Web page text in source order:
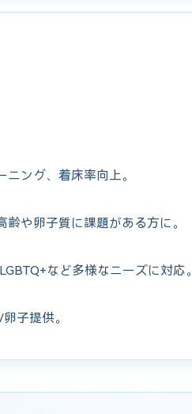
ニング、着床率向上。
や卵子質に課題がある方に。
など多様なニーズに対応。
子提供。